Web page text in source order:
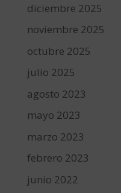
diciembre 2025
noviembre 2025
octubre 2025
julio 2025
agosto 2023
mayo 2023
marzo 2023
febrero 2023
junio 2022